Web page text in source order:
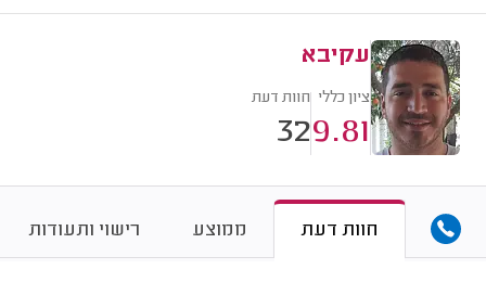
עקיבא
ציון כללי
9.81
חוות דעת
32
חוות דעת ממוצע רישוי ותעודות